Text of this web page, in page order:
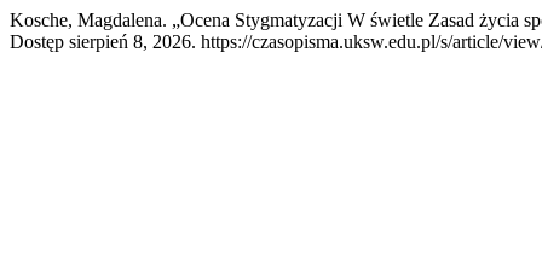
Kosche, Magdalena. „Ocena Stygmatyzacji W świetle Zasad życia
Dostęp sierpień 8, 2026. https://czasopisma.uksw.edu.pl/s/article/